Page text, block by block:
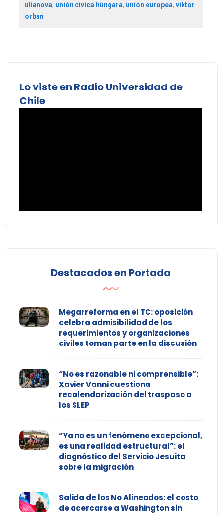
ulianova, unión cívica húngara, unión europea, viktor
orban
Lo viste en Radio Universidad de
Chile
Destacados en Portada
Megarreforma en el TC: oposición
celebra admisibilidad de los
requerimientos y organizaciones
civiles toman parte en la discusión
“No es razonable ni comprensible”:
Xavier Vanni cuestiona
recalendarización del traspaso a
los SLEP
“Ya no es un fenómeno excepcional,
es una realidad estructural”: el
diagnóstico del Servicio Jesuita
sobre la migración
Salida de los No Alineados: el costo
de acercarse a Washington sin